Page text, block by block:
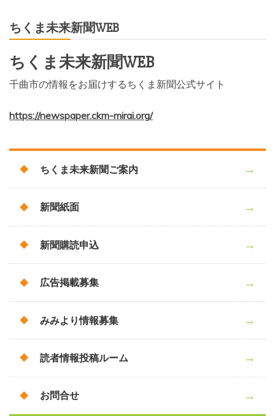
ちくま未来新聞WEB
ちくま未来新聞WEB
千曲市の情報をお届けするちくま新聞公式サイト
https://newspaper.ckm-mirai.org/
ちくま未来新聞ご案内
新聞紙面
新聞購読申込
広告掲載募集
みみより情報募集
読者情報投稿ルーム
お問合せ